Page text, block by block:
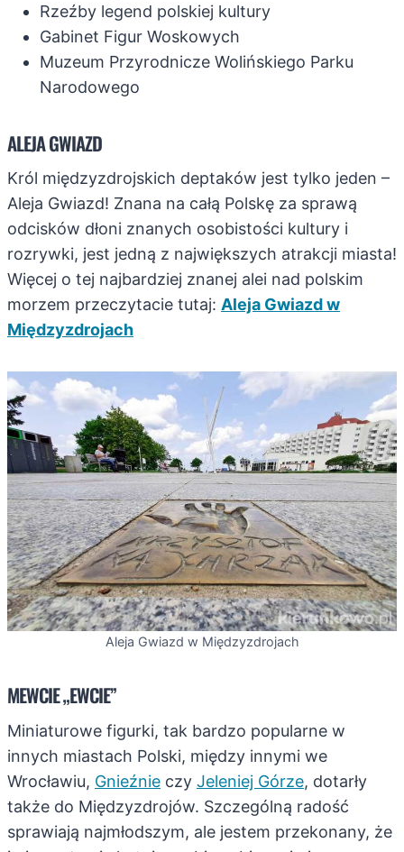
Rzeźby legend polskiej kultury
Gabinet Figur Woskowych
Muzeum Przyrodnicze Wolińskiego Parku
Narodowego
ALEJA GWIAZD
Król międzyzdrojskich deptaków jest tylko jeden –
Aleja Gwiazd! Znana na całą Polskę za sprawą
odcisków dłoni znanych osobistości kultury i
rozrywki, jest jedną z największych atrakcji miasta!
Więcej o tej najbardziej znanej alei nad polskim
morzem przeczytacie tutaj: Aleja Gwiazd w
Międzyzdrojach
Aleja Gwiazd w Międzyzdrojach
MEWCIE „EWCIE”
Miniaturowe figurki, tak bardzo popularne w
innych miastach Polski, między innymi we
Wrocławiu, Gnieźnie czy Jeleniej Górze, dotarły
także do Międzyzdrojów. Szczególną radość
sprawiają najmłodszym, ale jestem przekonany, że